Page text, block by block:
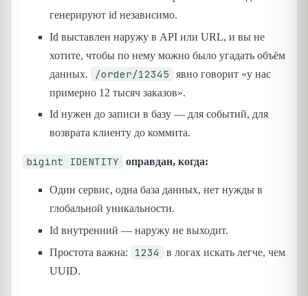
генерируют id независимо.
Id выставлен наружу в API или URL, и вы не
хотите, чтобы по нему можно было угадать объём
данных.
/order/12345
явно говорит «у нас
примерно 12 тысяч заказов».
Id нужен до записи в базу — для событий, для
возврата клиенту до коммита.
bigint IDENTITY оправдан, когда:
Один сервис, одна база данных, нет нужды в
глобальной уникальности.
Id внутренний — наружу не выходит.
Простота важна:
1234
в логах искать легче, чем
UUID.